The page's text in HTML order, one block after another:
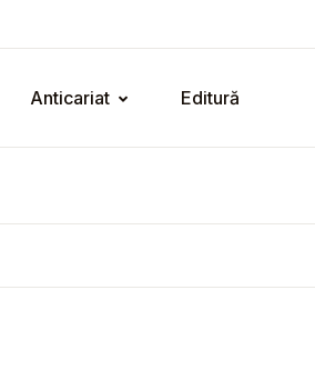
Anticariat Editură